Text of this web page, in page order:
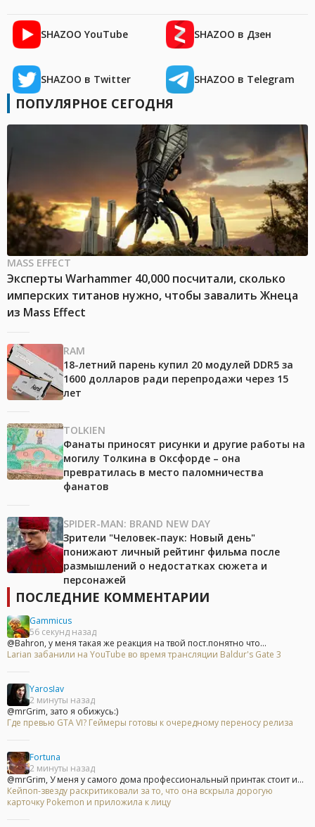
SHAZOO YouTube SHAZOO в Дзен
SHAZOO в Twitter SHAZOO в Telegram
ПОПУЛЯРНОЕ СЕГОДНЯ
MASS EFFECT
Эксперты Warhammer 40,000 посчитали, сколько
имперских титанов нужно, чтобы завалить Жнеца
из Mass Effect
RAM
18-летний парень купил 20 модулей DDR5 за
1600 долларов ради перепродажи через 15
лет
TOLKIEN
Фанаты приносят рисунки и другие работы на
могилу Толкина в Оксфорде – она
превратилась в место паломничества
фанатов
SPIDER-MAN: BRAND NEW DAY
Зрители "Человек-паук: Новый день"
понижают личный рейтинг фильма после
размышлений о недостатках сюжета и
персонажей
ПОСЛЕДНИЕ КОММЕНТАРИИ
Gammicus
56 секунд назад
@Bahron, у меня такая же реакция на твой пост.понятно что...
Larian забанили на YouTube во время трансляции Baldur's Gate 3
YarosIav
2 минуты назад
@mrGrim, зато я обижусь:)
Где превью GTA VI? Геймеры готовы к очередному переносу релиза
Fortuna
2 минуты назад
@mrGrim, У меня у самого дома профессиональный принтак стоит и...
Кейпоп-звезду раскритиковали за то, что она вскрыла дорогую
карточку Pokemon и приложила к лицу